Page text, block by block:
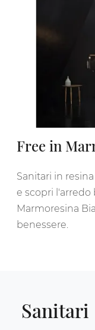
Free in
Sanitari in
e scopri
Marmoresina
benessere.
Sanitari